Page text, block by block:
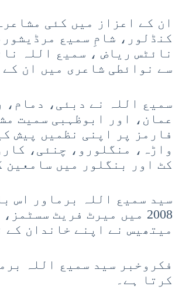
ان کے اعزاز میں کئی
کنڈلور، شامِ سمیع
نائٹس ریاض ، سمیع اللہ
سے نوائطی شاعری میں ان
سمیع اللہ نے دبئی، دمام،
عمان، اور ابوظہبی سمیت
فارمز پر اپنی نظمیں پیش
واڑہ، منگلورو، چنئی،
کٹ اور بنگلور میں سامعین
2008 میں میرٹ فریٹ
میتھیس نے اپنے خاندان کے
فکروخبر سید سمیع اللہ
کرتا ہے۔